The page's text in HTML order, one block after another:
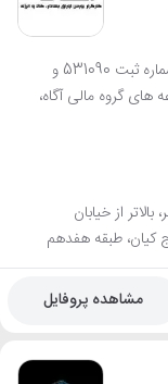
شرکت سبدگردان آگاه در تاریخ 1397 06 14 با شماره ثبت 531090 و
های گروه مالی آگاه،
بالاتر از خیابان
مشاهده پروفایل